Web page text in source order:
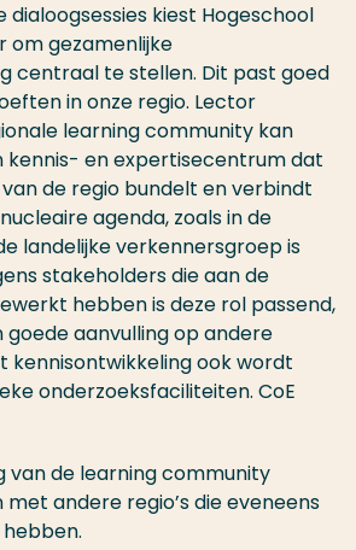
dialoogsessies kiest Hogeschool
om gezamenlijke
centraal te stellen. Dit past goed
in onze regio. Lector
learning community kan
kennis- en expertisecentrum dat
de regio bundelt en verbindt
agenda, zoals in de
landelijke verkennersgroep is
stakeholders die aan de
hebben is deze rol passend,
aanvulling op andere
kennisontwikkeling ook wordt
onderzoeksfaciliteiten. CoE
van de learning community
andere regio’s die eveneens